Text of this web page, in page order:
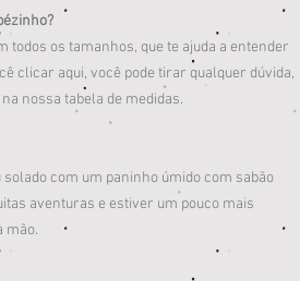
todos os tamanhos, que te ajuda a entender
clicar aqui, você pode tirar qualquer dúvida,
nossa tabela de medidas.
com um paninho úmido com sabão
aventuras e estiver um pouco mais
mão.